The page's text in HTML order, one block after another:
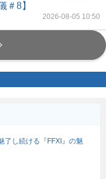
＃8】
2026-08-05 10:50
了し続ける『FFXI』の魅